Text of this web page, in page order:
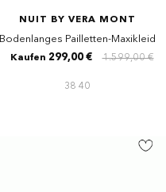
NUIT BY VERA MONT
Bodenlanges Pailletten-Maxikleid
1.599,00 €
Kaufen 299,00 €
38 40